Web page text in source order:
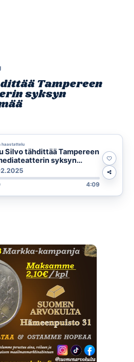
Tampereen
syksyn
haastattelu
Silvo tähdittää Tampereen
syksyn
4:09